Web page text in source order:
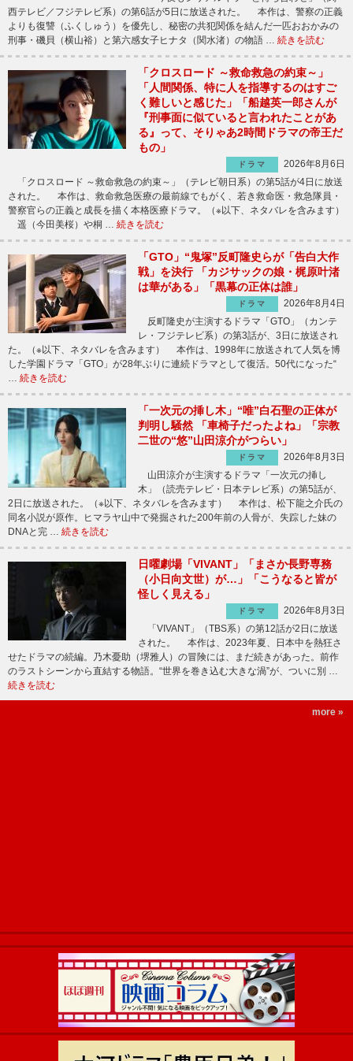
西テレビ／フジテレビ系）の第6話が5日に放送された。 本作は、警察の正義
よりも復讐（ふくしゅう）を優先し、秘密の共犯関係を結んだ一匹おおかみの
刑事・磯貝（横山裕）と第六感女子ヒナタ（関水渚）の物語 … 続きを読む
「クロスロード ～救命救急の約束～」
「人間関係、特に人を指導するのはすご
く難しいと感じた」「船越英一郎さんが
『刑事面に似ていると言われたことがあ
る』って、そりゃあ2時間ドラマの帝王だ
もの」
ドラマ
2026年8月6日
「クロスロード ～救命救急の約束～」（テレビ朝日系）の第5話が4日に放送
された。 本作は、救命救急医療の最前線でもがく、若き救命医・救急隊員・
警察官らの正義と成長を描く本格医療ドラマ。（※以下、ネタバレを含みます）
遥（今田美桜）や桐 … 続きを読む
「GTO」“鬼塚”反町隆史らが「告白大作
戦」を決行 「カジサックの娘・梶原叶渚
は華がある」「黒幕の正体は誰」
ドラマ
2026年8月4日
反町隆史が主演するドラマ「GTO」（カンテ
レ・フジテレビ系）の第3話が、3日に放送され
た。（※以下、ネタバレを含みます） 本作は、1998年に放送されて人気を博
した学園ドラマ「GTO」が28年ぶりに連続ドラマとして復活。50代になった“
… 続きを読む
「一次元の挿し木」“唯”白石聖の正体が
判明し騒然 「車椅子だったよね」「宗教
二世の“悠”山田涼介がつらい」
ドラマ
2026年8月3日
山田涼介が主演するドラマ「一次元の挿し
木」（読売テレビ・日本テレビ系）の第5話が、
2日に放送された。（※以下、ネタバレを含みます） 本作は、松下龍之介氏の
同名小説が原作。ヒマラヤ山中で発掘された200年前の人骨が、失踪した妹の
DNAと完 … 続きを読む
日曜劇場「VIVANT」「まさか長野専務
（小日向文世）が…」「こうなると皆が
怪しく見える」
ドラマ
2026年8月3日
「VIVANT」（TBS系）の第12話が2日に放送
された。 本作は、2023年夏、日本中を熱狂さ
せたドラマの続編。乃木憂助（堺雅人）の冒険には、まだ続きがあった。前作
のラストシーンから直結する物語。“世界を巻き込む大きな渦”が、ついに別 …
続きを読む
more »